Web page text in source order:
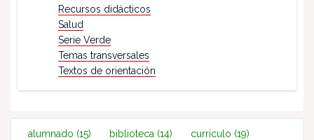
Recursos didácticos
Salud
Serie Verde
Temas transversales
Textos de orientación
alumnado (15) biblioteca (14) currículo (19)